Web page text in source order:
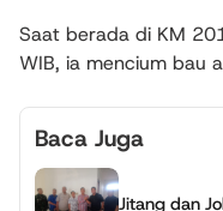
Saat berada di KM
WIB, ia mencium bau
Baca Juga
Jitang dan